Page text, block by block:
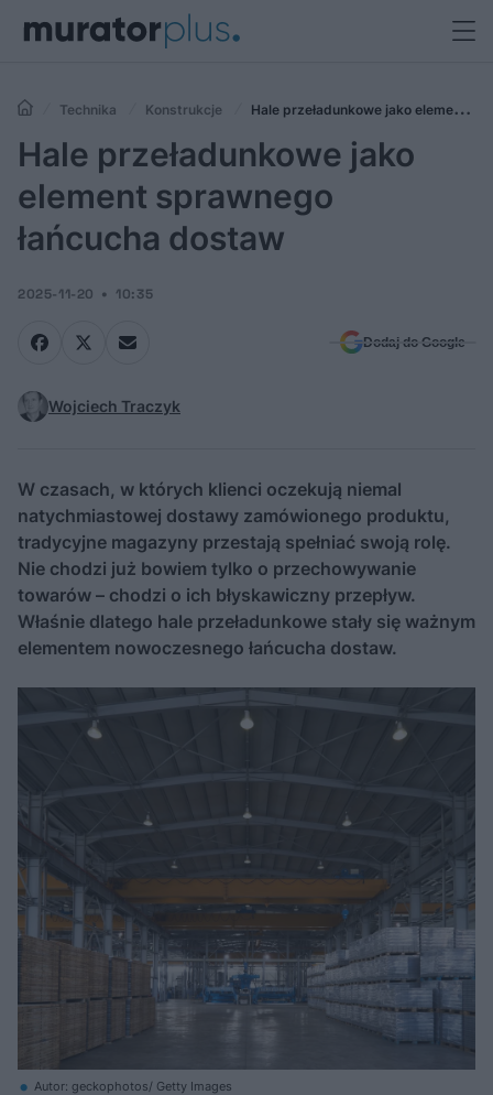
Technika Konstrukcje
Hale przeładunkowe jako element
sprawnego łańcucha dostaw
Hale przeładunkowe jako
element sprawnego
łańcucha dostaw
2025-11-20 10:35
Dodaj do Google
Wojciech Traczyk
W czasach, w których klienci oczekują niemal
natychmiastowej dostawy zamówionego produktu,
tradycyjne magazyny przestają spełniać swoją rolę.
Nie chodzi już bowiem tylko o przechowywanie
towarów – chodzi o ich błyskawiczny przepływ.
Właśnie dlatego hale przeładunkowe stały się ważnym
elementem nowoczesnego łańcucha dostaw.
Autor: geckophotos/ Getty Images